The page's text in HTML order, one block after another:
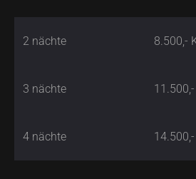
2 nächte 8.500,-
3 nächte
4 nächte